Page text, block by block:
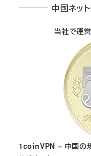
中国ネッ
当社で運
1coinVPN – 中国の